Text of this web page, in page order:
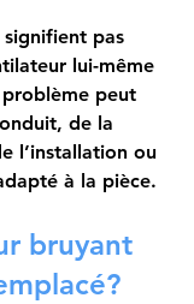
signifient pas
lui-même
peut
de la
l’installation ou
à la pièce.
bruyant